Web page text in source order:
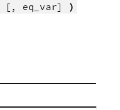
[, eq_var] )